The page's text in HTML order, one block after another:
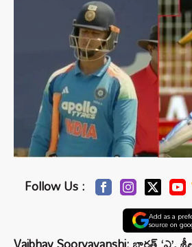
Follow Us :
Add as a
source on